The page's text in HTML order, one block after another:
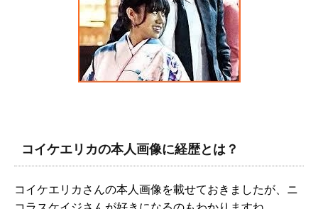
コイケエリカの本人画像に経歴とは？
コイケエリカさんの本人画像を載せておきましたが、ニ